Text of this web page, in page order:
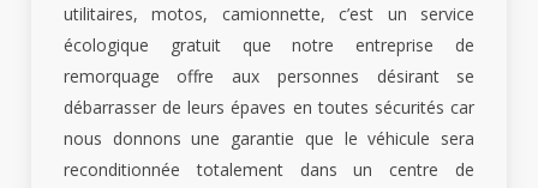
utilitaires, motos, camionnette, c’est un service
écologique gratuit que notre entreprise de
remorquage offre aux personnes désirant se
débarrasser de leurs épaves en toutes sécurités car
nous donnons une garantie que le véhicule sera
reconditionnée totalement dans un centre de